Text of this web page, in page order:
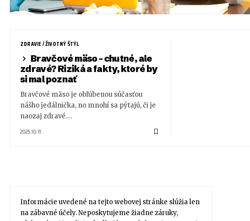
ZDRAVIE / ŽIVOTNÝ ŠTÝL
Bravčové mäso – chutné, ale
zdravé? Riziká a fakty, ktoré by
si mal poznať
Bravčové mäso je obľúbenou súčasťou
nášho jedálnička, no mnohí sa pýtajú, či je
naozaj zdravé.…
2025.10.11.
Informácie uvedené na tejto webovej stránke slúžia len
na zábavné účely. Neposkytujeme žiadne záruky,